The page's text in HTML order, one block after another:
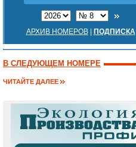
АРХИВ НОМЕРОВ| ПОДПИСКА
В СЛЕДУЮЩЕМ НОМЕРЕ
ЧИТАЙТЕ ДАЛЕЕ